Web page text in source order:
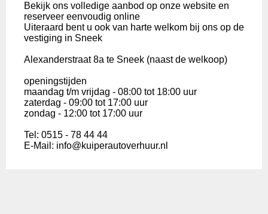
Bekijk ons volledige aanbod op onze website en
reserveer eenvoudig online
Uiteraard bent u ook van harte welkom bij ons op de
vestiging in Sneek
Alexanderstraat 8a te Sneek (naast de welkoop)
openingstijden
maandag t/m vrijdag - 08:00 tot 18:00 uur
zaterdag - 09:00 tot 17:00 uur
zondag - 12:00 tot 17:00 uur
Tel: 0515 - 78 44 44
E-Mail: info@kuiperautoverhuur.nl